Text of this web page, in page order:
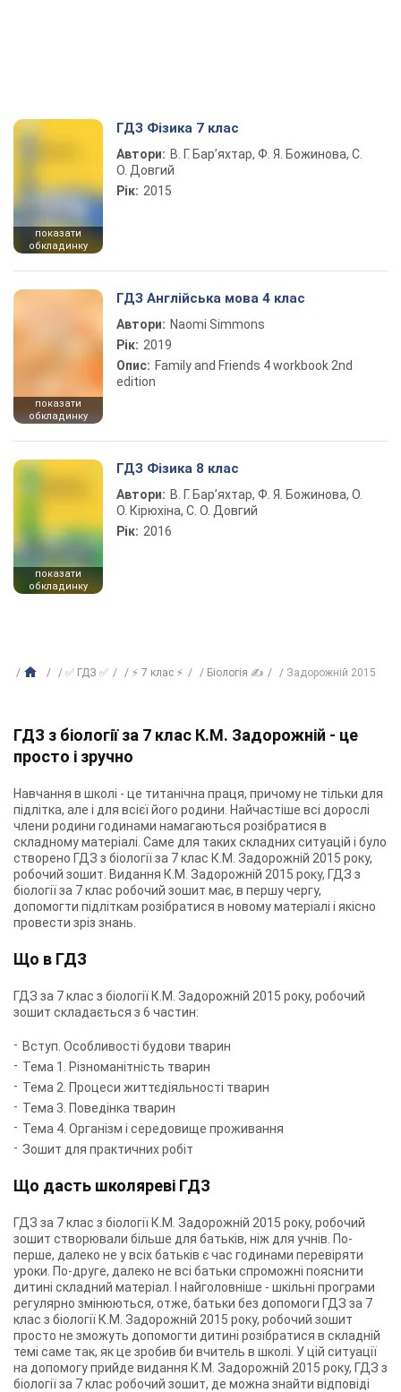
показати
обкладинку
ГДЗ Фізика 7 клас
Автори: В. Г. Бар’яхтар, Ф. Я. Божинова, С.
О. Довгий
Рік: 2015
показати
обкладинку
ГДЗ Англійська мова 4 клас
Автори: Naomi Simmons
Рік: 2019
Опис: Family and Friends 4 workbook 2nd
edition
показати
обкладинку
ГДЗ Фізика 8 клас
Автори: В. Г. Бар’яхтар, Ф. Я. Божинова, О.
О. Кірюхіна, С. О. Довгий
Рік: 2016
✅ ГДЗ ✅ ⚡ 7 клас ⚡ Біологія ✍ Задорожній 2015
ГДЗ з біології за 7 клас К.М. Задорожній - це
просто і зручно
Навчання в школі - це титанічна праця, причому не тільки для
підлітка, але і для всієї його родини. Найчастіше всі дорослі
члени родини годинами намагаються розібратися в
складному матеріалі. Саме для таких складних ситуацій і було
створено ГДЗ з біології за 7 клас К.М. Задорожній 2015 року,
робочий зошит. Видання К.М. Задорожній 2015 року, ГДЗ з
біології за 7 клас робочий зошит має, в першу чергу,
допомогти підліткам розібратися в новому матеріалі і якісно
провести зріз знань.
Що в ГДЗ
ГДЗ за 7 клас з біології К.М. Задорожній 2015 року, робочий
зошит складається з 6 частин:
Вступ. Особливості будови тварин
Тема 1. Різноманітність тварин
Тема 2. Процеси життєдіяльності тварин
Тема 3. Поведінка тварин
Тема 4. Організм і середовище проживання
Зошит для практичних робіт
Що дасть школяреві ГДЗ
ГДЗ за 7 клас з біології К.М. Задорожній 2015 року, робочий
зошит створювали більше для батьків, ніж для учнів. По-
перше, далеко не у всіх батьків є час годинами перевіряти
уроки. По-друге, далеко не всі батьки спроможні пояснити
дитині складний матеріал. І найголовніше - шкільні програми
регулярно змінюються, отже, батьки без допомоги ГДЗ за 7
клас з біології К.М. Задорожній 2015 року, робочий зошит
просто не зможуть допомогти дитині розібратися в складній
темі саме так, як це зробив би вчитель в школі. У цій ситуації
на допомогу прийде видання К.М. Задорожній 2015 року, ГДЗ з
біології за 7 клас робочий зошит, де можна знайти відповіді